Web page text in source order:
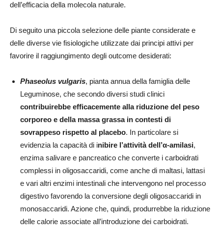
dell’efficacia della molecola naturale.
Di seguito una piccola selezione delle piante considerate e
delle diverse vie fisiologiche utilizzate dai principi attivi per
favorire il raggiungimento degli outcome desiderati:
Phaseolus vulgaris, pianta annua della famiglia delle
Leguminose, che secondo diversi studi clinici
contribuirebbe efficacemente alla riduzione del peso
corporeo e della massa grassa in contesti di
sovrappeso rispetto al placebo. In particolare si
evidenzia la capacità di inibire l’attività dell’α-amilasi,
enzima salivare e pancreatico che converte i carboidrati
complessi in oligosaccaridi, come anche di maltasi, lattasi
e vari altri enzimi intestinali che intervengono nel processo
digestivo favorendo la conversione degli oligosaccaridi in
monosaccaridi. Azione che, quindi, produrrebbe la riduzione
delle calorie associate all’introduzione dei carboidrati.